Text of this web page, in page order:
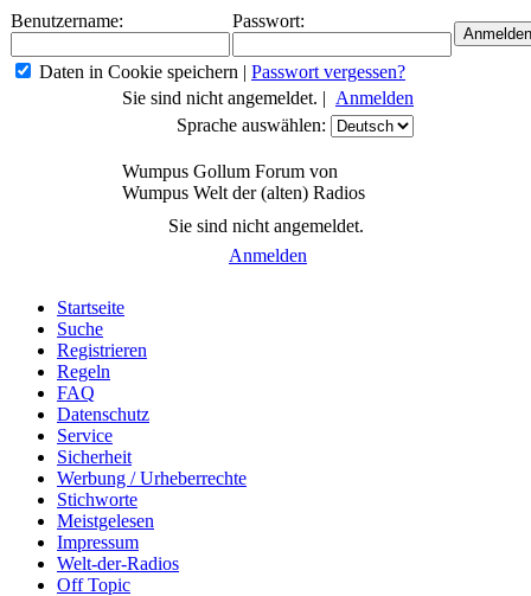
Benutzername: Passwort:
Daten in Cookie speichern | Passwort vergessen?
Sie sind nicht angemeldet. | Anmelden
Sprache auswählen:
Wumpus Gollum Forum von
Wumpus Welt der (alten) Radios
Sie sind nicht angemeldet.
Anmelden
Startseite
Suche
Registrieren
Regeln
FAQ
Datenschutz
Service
Sicherheit
Werbung / Urheberrechte
Stichworte
Meistgelesen
Impressum
Welt-der-Radios
Off Topic